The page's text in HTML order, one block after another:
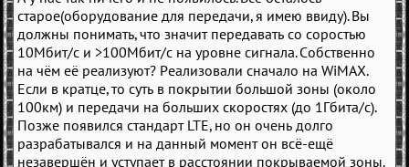
старое(оборудование для передачи, я имею ввиду). Вы
должны понимать, что значит передавать со соростью
10Мбит/с и >100Мбит/с на уровне сигнала. Собственно
на чём её реализуют? Реализовали сначало на WiMAX.
Если в кратце, то суть в покрытии большой зоны (около
100км) и передачи на больших скоростях (до 1Гбита/с).
Позже появился стандарт LTE, но он очень долго
разрабатывался и на данный момент он всё-ещё
незавершён и уступает в расстоянии покрываемой зоны.